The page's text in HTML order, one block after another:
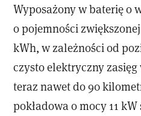
Wyposażony w baterię o
o pojemności
kWh, w zależności od
czysto elektryczny zasięg
teraz nawet do 90
pokładowa o mocy 11